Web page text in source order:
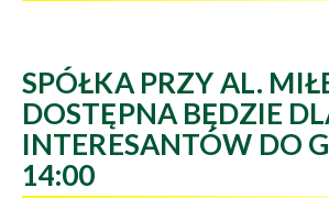
SPÓŁKA PRZY AL.
DOSTĘPNA BĘDZIE
INTERESANTÓW DO
14:00